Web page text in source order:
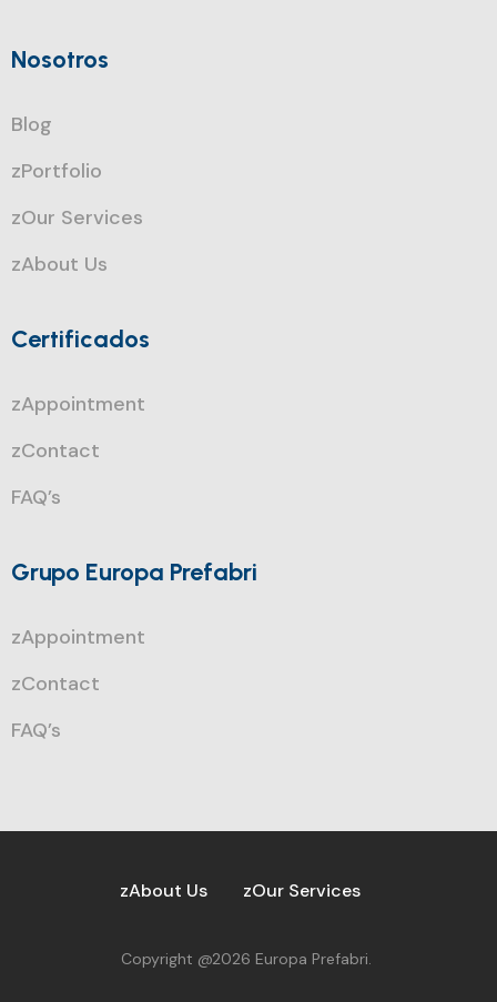
Nosotros
Blog
zPortfolio
zOur Services
zAbout Us
Certificados
zAppointment
zContact
FAQ’s
Grupo Europa Prefabri
zAppointment
zContact
FAQ’s
zAbout Us zOur Services
Copyright @2026 Europa Prefabri.